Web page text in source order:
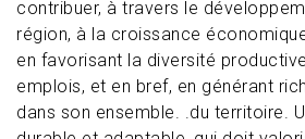
contribuer, à travers le
région, à la croissance
en favorisant la diversité
emplois, et en bref, en générant
dans son ensemble. .du territoire.